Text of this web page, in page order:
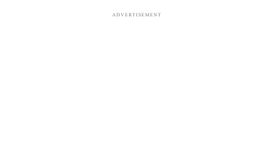
ADVERTISEMENT